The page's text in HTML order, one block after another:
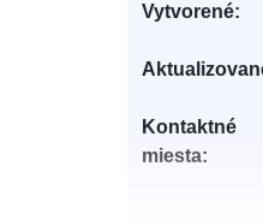
Vytvorené:
Kontaktné
miesta: